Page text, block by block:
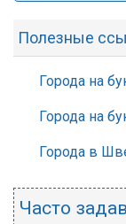
Полезные
Города на
Города на
Города в
Часто